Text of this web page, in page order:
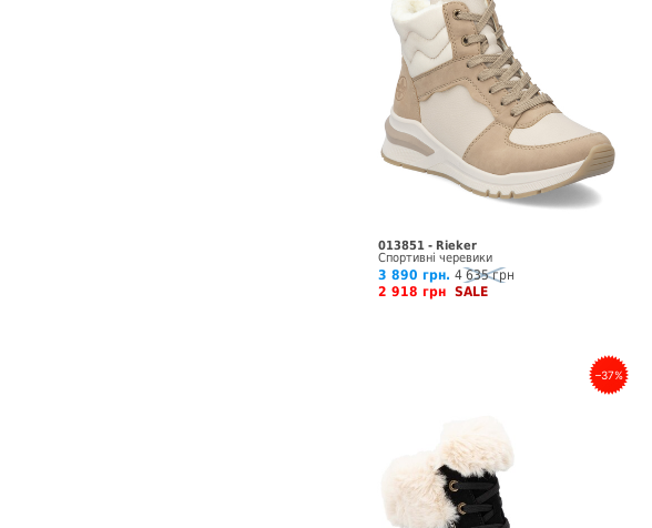
013851 - Rieker
Спортивні черевики
3 890 грн. 4 635 грн
2 918 грн SALE
–37%